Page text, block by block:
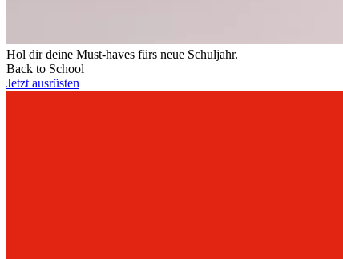
Hol dir deine Must-haves fürs neue Schuljahr.
Back to School
Jetzt ausrüsten